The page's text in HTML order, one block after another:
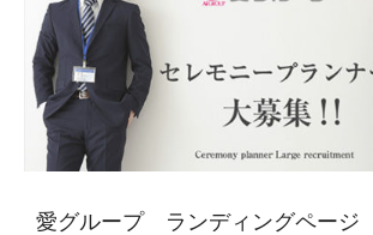
愛グループ ランディングページ